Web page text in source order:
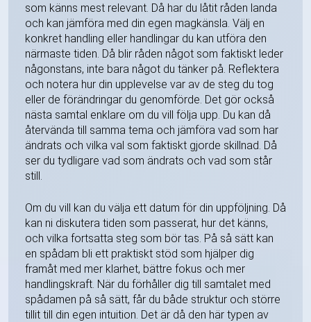
som känns mest relevant. Då har du låtit råden landa
och kan jämföra med din egen magkänsla. Välj en
konkret handling eller handlingar du kan utföra den
närmaste tiden. Då blir råden något som faktiskt leder
någonstans, inte bara något du tänker på. Reflektera
och notera hur din upplevelse var av de steg du tog
eller de förändringar du genomförde. Det gör också
nästa samtal enklare om du vill följa upp. Du kan då
återvända till samma tema och jämföra vad som har
ändrats och vilka val som faktiskt gjorde skillnad. Då
ser du tydligare vad som ändrats och vad som står
still.
Om du vill kan du välja ett datum för din uppföljning. Då
kan ni diskutera tiden som passerat, hur det känns,
och vilka fortsatta steg som bör tas. På så sätt kan
en spådam bli ett praktiskt stöd som hjälper dig
framåt med mer klarhet, bättre fokus och mer
handlingskraft. När du förhåller dig till samtalet med
spådamen på så sätt, får du både struktur och större
tillit till din egen intuition. Det är då den här typen av